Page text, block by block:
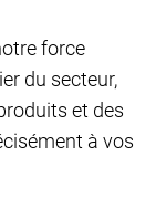
force
du secteur,
et des
à vos